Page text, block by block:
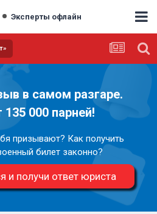
Эксперты офлайн
в самом разгаре.
135 000 парней!
призывают? Как получить
билет законно?
и получи ответ юриста